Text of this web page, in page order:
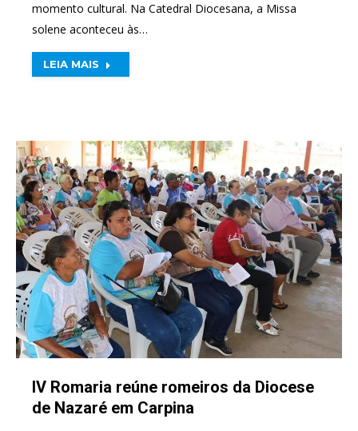
momento cultural. Na Catedral Diocesana, a Missa
solene aconteceu às…
LEIA MAIS
IV Romaria reúne romeiros da Diocese
de Nazaré em Carpina